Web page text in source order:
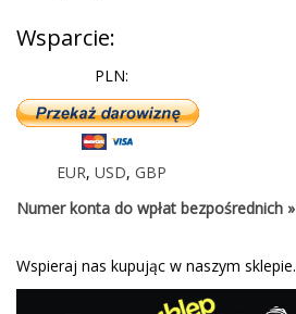
Wsparcie:
PLN:
EUR, USD, GBP
Numer konta do wpłat bezpośrednich »
Wspieraj nas kupując w naszym sklepie.